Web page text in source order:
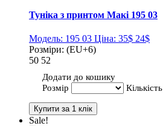
Туніка з принтом Макі 195 03
Модель: 195 03 Ціна: 35$ 24$
Розміри: (EU+6)
50 52
Додати до кошику
Розмір
Кількість
Sale!